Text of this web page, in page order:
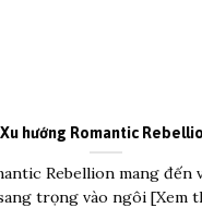
Xu hướng Romantic
Rebellion mang đến
trọng vào ngôi [Xem